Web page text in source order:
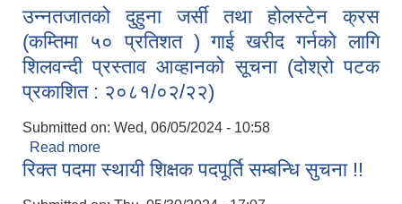
उन्नतजातको दुहुना जर्सी तथा होलस्टेन क्रस
(कम्तिमा ५० प्रतिशत ) गाई खरीद गर्नको लागि
शिलवन्दी प्रस्ताव आव्हानको सूचना (दोश्रो पटक
प्रकाशित : २०८१/०२/२२)
Submitted on: Wed, 06/05/2024 - 10:58
Read more
(कम्तिमा ५० प्रतिशत ) गाई खरीद गर्नको लागि शिलवन्दी
रिक्त पदमा स्थायी शिक्षक पदपूर्ति सम्बन्धि सुचना !!